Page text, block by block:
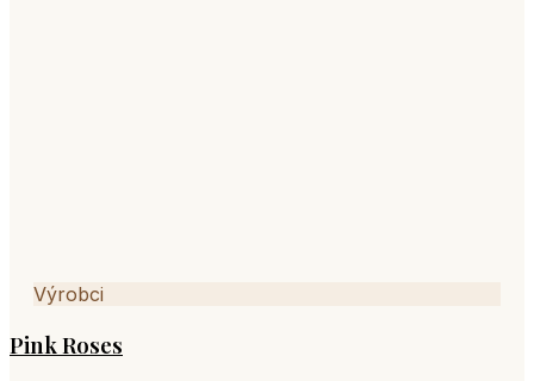
Výrobci
Pink Roses